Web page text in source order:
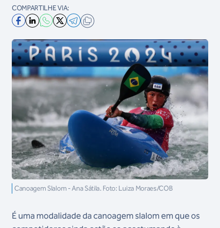
COMPARTILHE VIA:
Canoagem Slalom - Ana Sátila. Foto: Luiza Moraes/COB
É uma modalidade da canoagem slalom em que os